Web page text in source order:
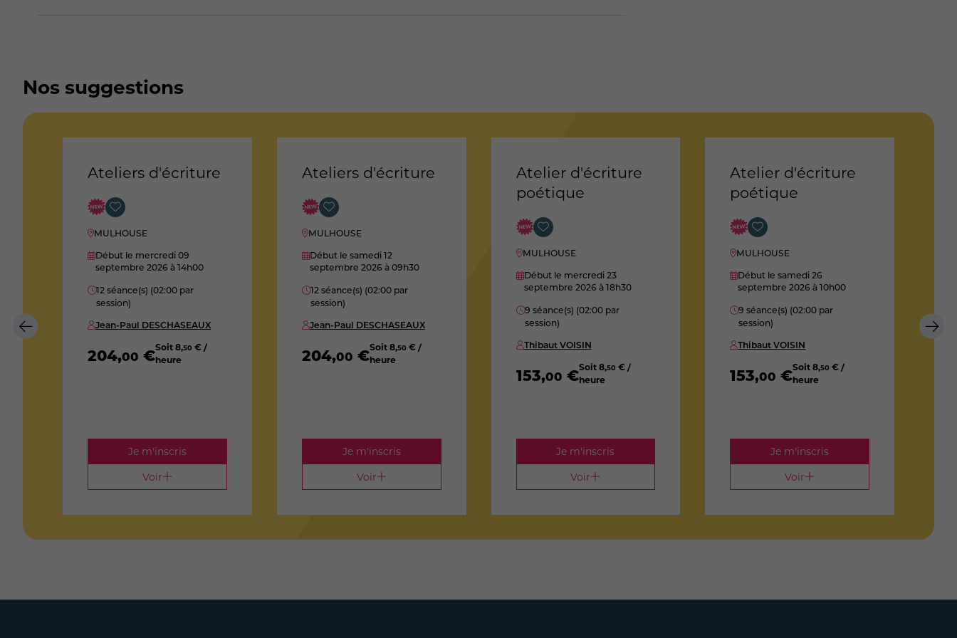
Nos suggestions
Ateliers d'écriture
MULHOUSE
Début le mercredi 09
septembre 2026 à 14h00
12 séance(s) (02:00 par
session)
Jean-Paul DESCHASEAUX
204,00 €Soit8,50 € /
heure
Je m'inscris
Voir
Ateliers d'écriture
MULHOUSE
Début le samedi 12
septembre 2026 à 09h30
12 séance(s) (02:00 par
session)
Jean-Paul DESCHASEAUX
204,00 €Soit8,50 € /
heure
Je m'inscris
Voir
Atelier d'écriture
poétique
MULHOUSE
Début le mercredi 23
septembre 2026 à 18h30
9 séance(s) (02:00 par
session)
Thibaut VOISIN
153,00 €Soit8,50 € /
heure
Je m'inscris
Voir
Atelier d'écriture
poétique
MULHOUSE
Début le samedi 26
septembre 2026à 10h00
9 séance(s) (02:00 par
session)
Thibaut VOISIN
153,00 €Soit8,50 € /
heure
Je m'inscris
Voir